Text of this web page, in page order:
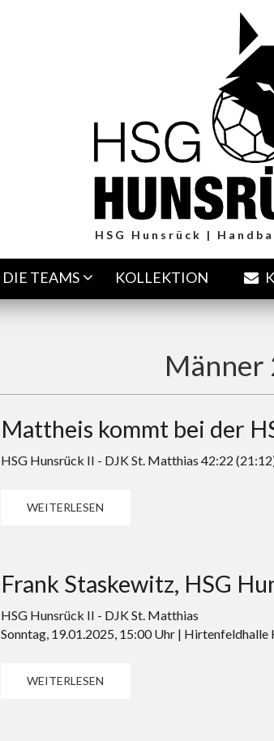
HSG Hunsrück |
DIE TEAMS KOLLEKTION
Männer
Mattheis kommt bei der
HSG Hunsrück II - DJK St. Matthias 42:22
WEITERLESEN
Frank Staskewitz, HSG
HSG Hunsrück II - DJK St. Matthias
Sonntag, 19.01.2025, 15:00 Uhr | Hirtenfeldhalle
WEITERLESEN